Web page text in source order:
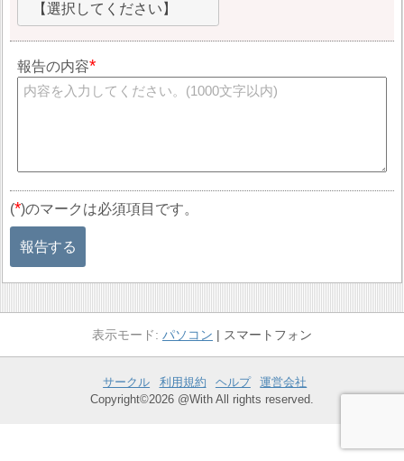
【選択してください】
報告の内容
(*)のマークは必須項目です。
報告する
パソコン スマートフォン
サークル 利用規約 ヘルプ
運営会社
Copyright©2026 @With All rights reserved.